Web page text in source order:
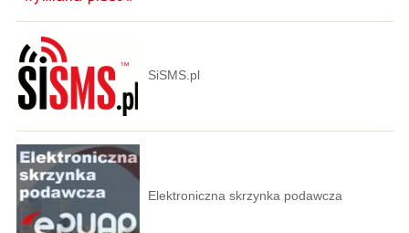
SiSMS.pl
Elektroniczna skrzynka podawcza